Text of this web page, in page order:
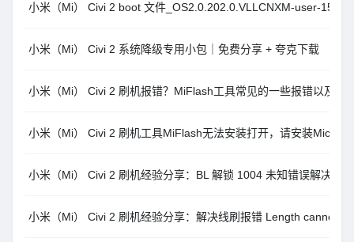
小米（Mi） Civi 2 boot 文件_OS2.0.202.0.VLLCNXM-user-15.0
小米（Mi） Civi 2 系统降级专用小包｜免费分享 + 夸克下载
小米（Mi） Civi 2 刷机报错？MiFlash工具常见的一些报错以及解
小米（Mi） Civi 2 刷机工具MiFlash无法安装打开，请安装
小米（Mi） Civi 2 刷机经验分享：BL 解锁 1004 未知错误解决方法
小米（Mi） Civi 2 刷机经验分享：解决线刷报错 Length cannot